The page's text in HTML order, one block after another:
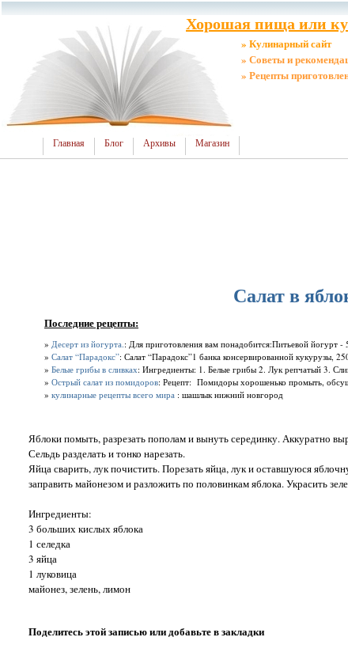
Хорошая пища или
» Кулинарный сайт
» Советы и
» Рецепты
Главная Блог Архивы Магазин
Салат в
Последние рецепты:
» Десерт из йогурта. : Для приготовления вам понадобится:Питьевой йогурт
» Салат “Парадокс”: Салат “Парадокс”1 банка консервированной кукурузы,
» Белые грибы в сливках: Ингредиенты: 1. Белые грибы 2. Лук репчатый 3.
» Острый салат из помидоров: Рецепт: Помидоры хорошенько промыть,
» кулинарные рецепты всего мира : шашлык нижний новгород
Яблоки помыть, разрезать пополам и вынуть серединку. Аккуратно
Сельдь разделать и тонко нарезать.
Яйца сварить, лук почистить. Порезать яйца, лук и оставшуюся
заправить майонезом и разложить по половинкам яблока. Украсить
Ингредиенты:
3 больших кислых яблока
1 селедка
3 яйца
1 луковица
майонез, зелень, лимон
Поделитесь этой записью или добавьте в закладки